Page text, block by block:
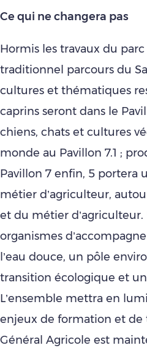
Ce qui ne changera pas
Hormis les travaux du
traditionnel parcours du
cultures et thématiques
caprins seront dans le
chiens, chats et cultures
monde au Pavillon 7.1 ;
Pavillon 7 enfin, 5 portera
métier d’agriculteur,
et du métier
organismes
l’eau douce, un pôle
transition écologique et
L’ensemble mettra en
enjeux de formation et de
Général Agricole est